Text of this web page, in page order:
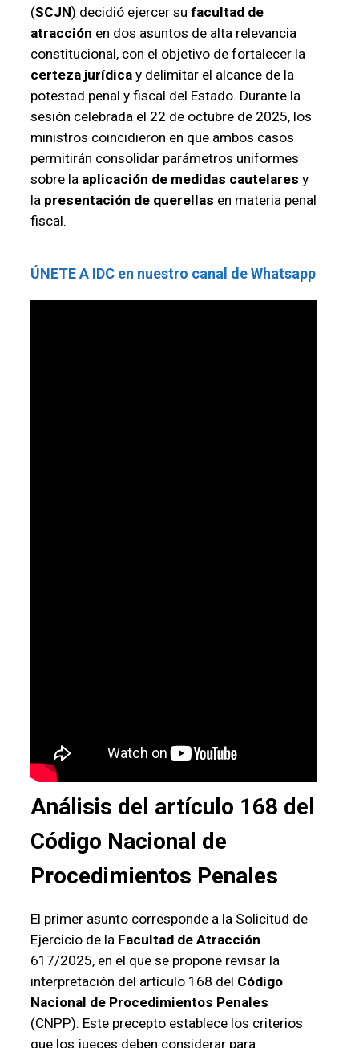
(SCJN) decidió ejercer su facultad de
atracción en dos asuntos de alta relevancia
constitucional, con el objetivo de fortalecer la
certeza jurídicay delimitar el alcance de la
potestad penal y fiscal del Estado. Durante la
sesión celebrada el 22 de octubre de 2025, los
ministros coincidieron en que ambos casos
permitirán consolidar parámetros uniformes
sobre la aplicación de medidas cautelares y
la presentación de querellas en materia penal
fiscal.
ÚNETE A IDC en nuestro canal de Whatsapp
Análisis del artículo 168 del
Código Nacional de
Procedimientos Penales
El primer asunto corresponde a la Solicitud de
Ejercicio de la Facultad de Atracción
617/2025, en el que se propone revisar la
interpretación del artículo 168 del Código
Nacional de Procedimientos Penales
(CNPP). Este precepto establece los criterios
que los jueces deben considerar para